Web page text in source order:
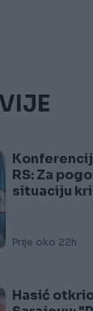
RS: Za
situaciju
Prije oko 22h
Hasić